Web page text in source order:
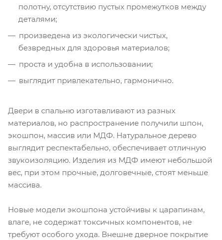
полотну, отсутствию пустых промежутков между
деталями;
произведена из экологически чистых,
безвредных для здоровья материалов;
проста и удобна в использовании;
выглядит привлекательно, гармонично.
Двери в спальню изготавливают из разных
материалов, но распространение получили шпон,
экошпон, массив или МДФ. Натуральное дерево
выглядит респектабельно, обеспечивает отличную
звукоизоляцию. Изделия из МДФ имеют небольшой
вес, при этом прочные, долговечные, стоят меньше
массива.
Новые модели экошпона устойчивы к царапинам,
влаге, не содержат токсичных компонентов, не
требуют особого ухода. Внешне дверное покрытие